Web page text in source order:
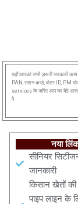
यहाँ आपको सभी ज़रूरी सरकारी
PAN, राशन कार्ड, वोटर ID, PM
services के ज़रिए आप घर बैठे
पे
नया
सीनियर
जानकारी
किसान खेतों की
पाइप लाइन के